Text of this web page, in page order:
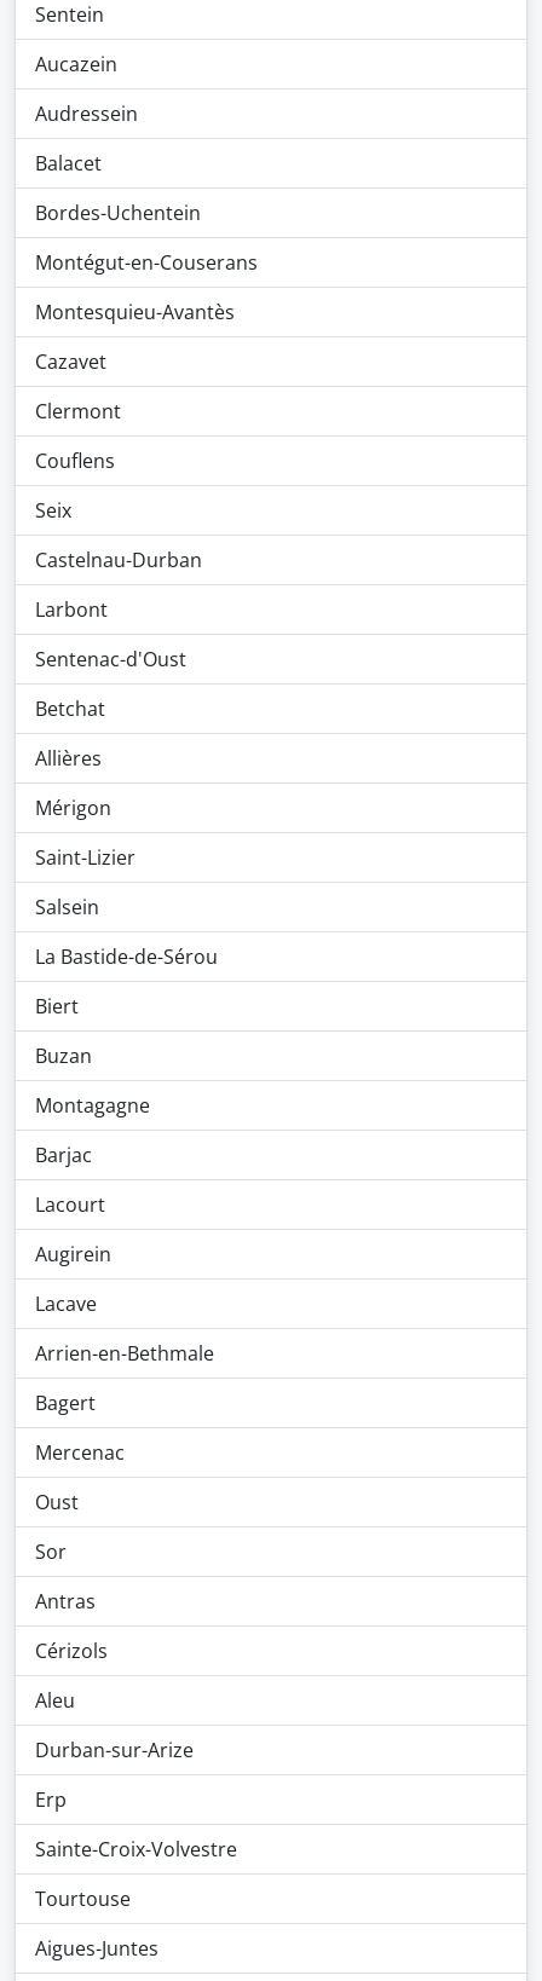
Sentein
Aucazein
Audressein
Balacet
Bordes-Uchentein
Montégut-en-Couserans
Montesquieu-Avantès
Cazavet
Clermont
Couflens
Seix
Castelnau-Durban
Larbont
Sentenac-d'Oust
Betchat
Allières
Mérigon
Saint-Lizier
Salsein
La Bastide-de-Sérou
Biert
Buzan
Montagagne
Barjac
Lacourt
Augirein
Lacave
Arrien-en-Bethmale
Bagert
Mercenac
Oust
Sor
Antras
Cérizols
Aleu
Durban-sur-Arize
Erp
Sainte-Croix-Volvestre
Tourtouse
Aigues-Juntes